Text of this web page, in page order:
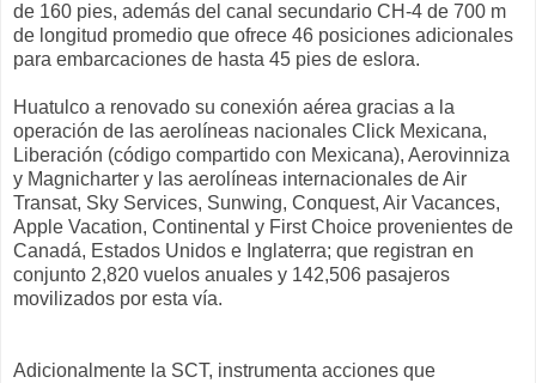
de 160 pies, además del canal secundario CH-4 de 700 m
de longitud promedio que ofrece 46 posiciones adicionales
para embarcaciones de hasta 45 pies de eslora.
Huatulco a renovado su conexión aérea gracias a la
operación de las aerolíneas nacionales Click Mexicana,
Liberación (código compartido con Mexicana), Aerovinniza
y Magnicharter y las aerolíneas internacionales de Air
Transat, Sky Services, Sunwing, Conquest, Air Vacances,
Apple Vacation, Continental y First Choice provenientes de
Canadá, Estados Unidos e Inglaterra; que registran en
conjunto 2,820 vuelos anuales y 142,506 pasajeros
movilizados por esta vía.
Adicionalmente la SCT, instrumenta acciones que